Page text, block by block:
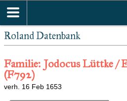
Roland Datenbank
Familie: Jodocus Lüttke /
(F792)
verh. 16 Feb 1653